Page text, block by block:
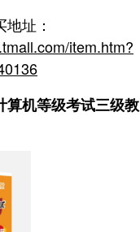
址：
item.htm?
算机等级考试三级教